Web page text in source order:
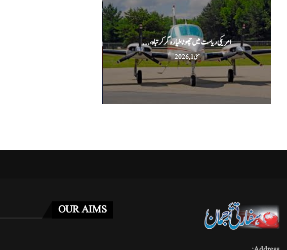
امریکی ریاست میں چھوٹا طیارہ گر کر تباہ،...
مئی 1, 2026
OUR AIMS